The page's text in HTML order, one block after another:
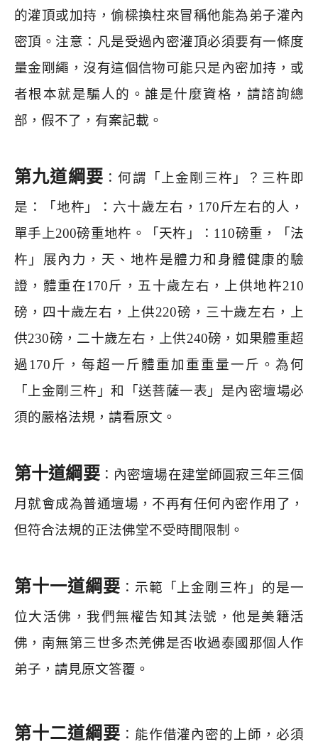
的灌頂或加持，偷樑換柱來冒稱他能為弟子灌內
密頂。注意：凡是受過內密灌頂必須要有一條度
量金剛繩，沒有這個信物可能只是內密加持，或
者根本就是騙人的。誰是什麼資格，請諮詢總
部，假不了，有案記載。
第九道綱要 ：何謂「上金剛三杵」？三杵即
是：「地杵」：六十歲左右， 170斤左右的人，
單手上200磅重地杵。「天杵」： 110磅重，「法
杵」展內力，天、地杵是體力和身體健康的驗
證，體重在170斤，五十歲左右，上供地杵210
磅，四十歲左右，上供220磅，三十歲左右，上
供230磅，二十歲左右，上供240磅，如果體重超
過 170 斤，每超一斤體重加重重量一斤。為何
「上金剛三杵」和「送菩薩一表」是內密壇場必
須的嚴格法規，請看原文。
第十道綱要：內密壇場在建堂師圓寂三年三個
月就會成為普通壇場，不再有任何內密作用了，
但符合法規的正法佛堂不受時間限制。
第十一道綱要 ：示範「上金剛三杵」的是一
位大活佛，我們無權告知其法號，他是美籍活
佛，南無第三世多杰羌佛是否收過泰國那個人作
弟子，請見原文答覆。
第十二道綱要 ：能作借灌內密的上師，必須